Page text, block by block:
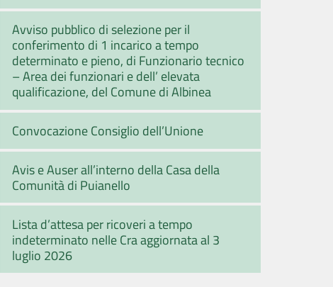
Avviso pubblico di selezione per il
conferimento di 1 incarico a tempo
determinato e pieno, di Funzionario tecnico
– Area dei funzionari e dell’ elevata
qualificazione, del Comune di Albinea
Convocazione Consiglio dell’Unione
Avis e Auser all’interno della Casa della
Comunità di Puianello
Lista d’attesa per ricoveri a tempo
indeterminato nelle Cra aggiornata al 3
luglio 2026